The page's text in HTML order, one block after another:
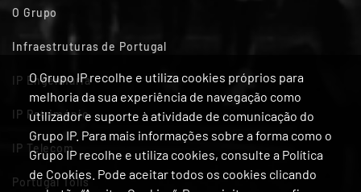
O Grupo IP recolhe e utiliza cookies próprios para
melhoria da sua experiência de navegação como
utilizador e suporte à atividade de comunicação do
Grupo IP. Para mais informações sobre a forma como o
Grupo IP recolhe e utiliza cookies, consulte a Política
de Cookies. Pode aceitar todos os cookies clicando
O Grupo
Infraestruturas de Portugal
IP Engenharia
IP Património
IP Telecom
Portugal Tolls